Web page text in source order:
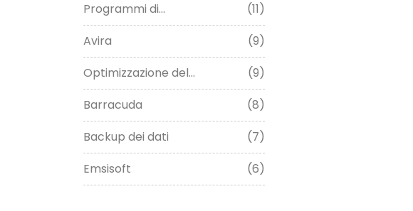
Programmi di...
(11)
Avira
(9)
Optimizzazione del...
(9)
Barracuda
(8)
Backup dei dati
(7)
Emsisoft
(6)